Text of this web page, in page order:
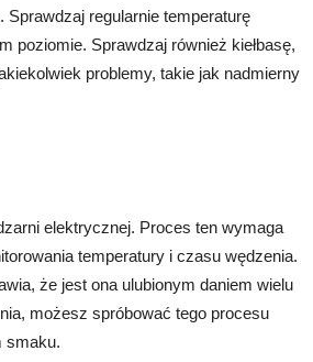
Sprawdzaj regularnie temperaturę
poziomie. Sprawdzaj również kiełbasę,
problemy, takie jak nadmierny
elektrycznej. Proces ten wymaga
temperatury i czasu wędzenia.
że jest ona ulubionym daniem wielu
możesz spróbować tego procesu
smaku.